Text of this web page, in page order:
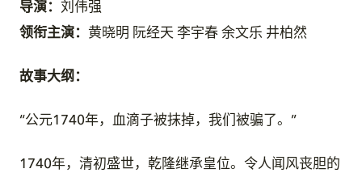
导演： 刘伟强
领衔主演： 黄晓明 阮经天 李宇春 余文乐 井柏然
故事大纲：
“公元1740年，血滴子被抹掉，我们被骗了。”
1740年，清初盛世，乾隆继承皇位。令人闻风丧胆的